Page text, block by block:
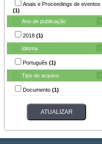
Anais e Proceedings de eventos
(1)
Ano de publicação
2018 (1)
Idioma
Português (1)
Tipo do arquivo
Documento (1)